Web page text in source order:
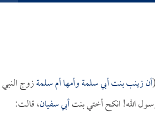
(أنزينب بنت أبي سلمةوأمهاأم سلمةزوج النبي
رسول الله! انكح أختي بنتأبي سفيان، قالت: